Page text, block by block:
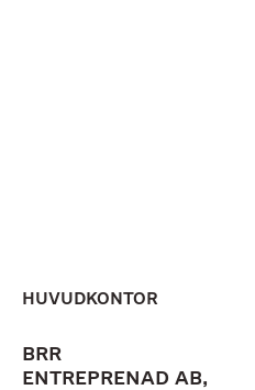
HUVUDKONTOR
BRR
ENTREPRENAD AB,